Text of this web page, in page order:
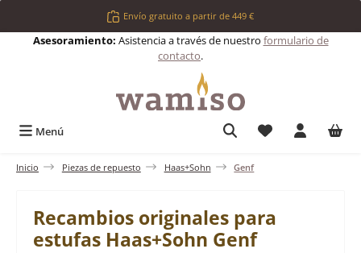
Saltar al contenido principalEnvío gratuito a partir de 449 €
Asesoramiento: Asistencia a través de nuestro formulario de
contacto.
Menú Tienes 0
Inicio Piezas de repuesto Haas+Sohn Genf
Recambios originales para
estufas Haas+Sohn Genf